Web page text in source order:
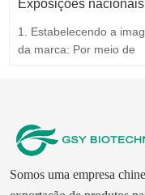
1. Estabelecendo a
da marca: Por meio de
serviço, valor do
valor da imagem. A partir
psicologia do
com a ajuda da
Somos uma empresa